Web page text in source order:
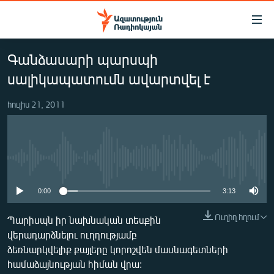
Մատչելիության
հիմնական
բովանդակությանը
Անցնել
հիմնական
մենյուին
ԱԶԱՏՈՒԹՅՈՒՆ TV
ՀԱՅԱՍՏԱՆ
ՔԱՂԱՔԱԿԱՆ
ՏՆՏԵՍՈՒԹՅՈՒՆ
ՂԱՐԱԲԱՂ
ՊԱՏԵՐԱԶՄԻ 6 ՇԱԲԱԹՆԵՐԸ
ՏԱՐԱԾԱՇՐՋԱՆ
Գանձասարի պարսպի
սալիկապատումն ավարտվել է
հուլիս 21, 2011
0:00 3:13
Ուղիղ հղում
Պարիսպն իր նախնական տեսքին
վերադարձնելու ուղղությամբ
ձեռնարկվելիք քայլերը կորոշվեն մասնագետների
համաձայնության հիման վրա: